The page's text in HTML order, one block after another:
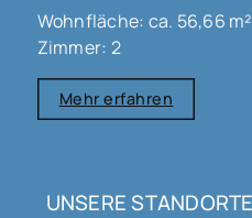
Wohnfläche: ca. 56,66 m²
Zimmer: 2
Mehr erfahren
UNSERE